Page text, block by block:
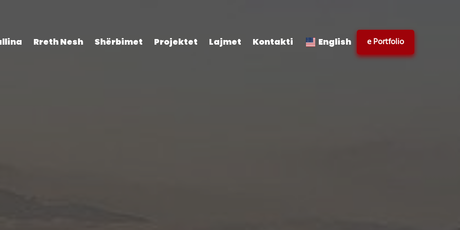
Rreth Nesh Shërbimet Projektet Lajmet Kontakti English e Portfolio